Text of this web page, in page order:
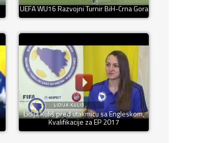
UEFA WU16 Razvojni Turnir BiH-Crna Gora
Lidija Kuliš pred utakmicu sa Engleskom,
Kvalifikacije za EP 2017